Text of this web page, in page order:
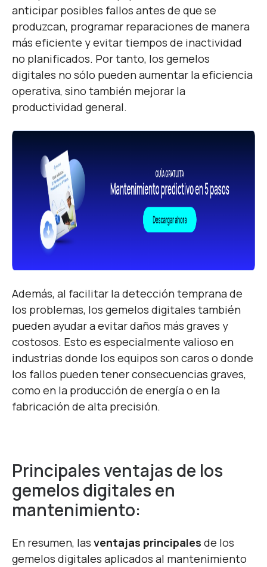
anticipar posibles fallos antes de que se
produzcan, programar reparaciones de manera
más eficiente y evitar tiempos de inactividad
no planificados. Por tanto, los gemelos
digitales no sólo pueden aumentar la eficiencia
operativa, sino también mejorar la
productividad general.
Además, al facilitar la detección temprana de
los problemas, los gemelos digitales también
pueden ayudar a evitar daños más graves y
costosos. Esto es especialmente valioso en
industrias donde los equipos son caros o donde
los fallos pueden tener consecuencias graves,
como en la producción de energía o en la
fabricación de alta precisión.
Principales ventajas de los
gemelos digitales en
mantenimiento:
En resumen, las ventajas principales de los
gemelos digitales aplicados al mantenimiento